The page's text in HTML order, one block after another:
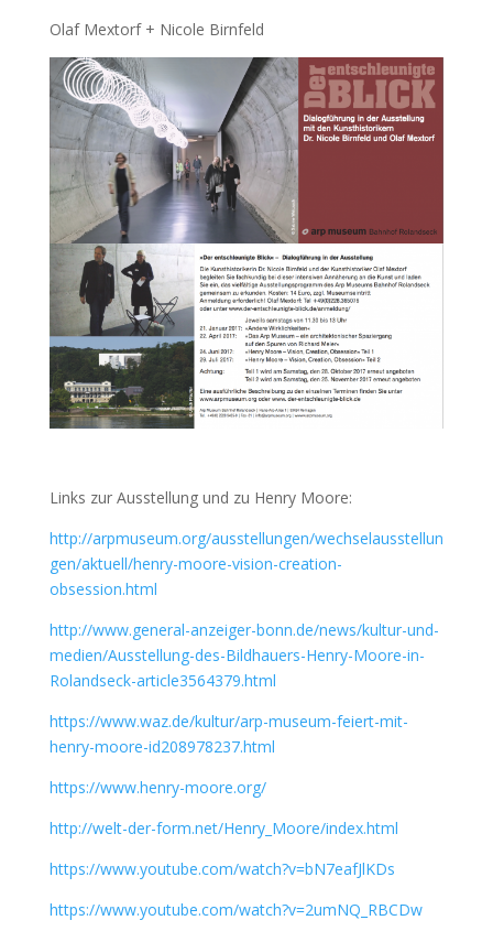
Olaf Mextorf + Nicole Birnfeld
Links zur Ausstellung und zu Henry Moore:
http://arpmuseum.org/ausstellungen/wechselausstellun
gen/aktuell/henry-moore-vision-creation-
obsession.html
http://www.general-anzeiger-bonn.de/news/kultur-und-
medien/Ausstellung-des-Bildhauers-Henry-Moore-in-
Rolandseck-article3564379.html
https://www.waz.de/kultur/arp-museum-feiert-mit-
henry-moore-id208978237.html
https://www.henry-moore.org/
http://welt-der-form.net/Henry_Moore/index.html
https://www.youtube.com/watch?v=bN7eafJlKDs
https://www.youtube.com/watch?v=2umNQ_RBCDw